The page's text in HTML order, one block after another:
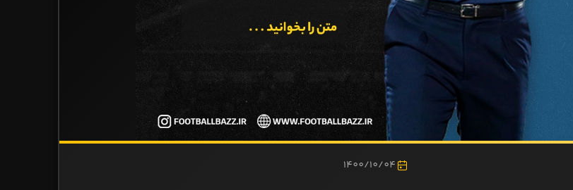
1400/10/04